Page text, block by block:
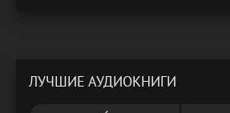
ЛУЧШИЕ АУДИОКНИГИ